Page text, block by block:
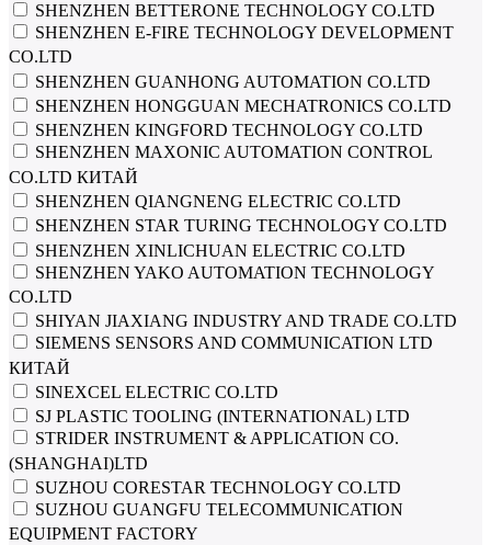
SHENZHEN BETTERONE TECHNOLOGY CO.LTD
SHENZHEN E-FIRE TECHNOLOGY DEVELOPMENT
CO.LTD
SHENZHEN GUANHONG AUTOMATION CO.LTD
SHENZHEN HONGGUAN MECHATRONICS CO.LTD
SHENZHEN KINGFORD TECHNOLOGY CO.LTD
SHENZHEN MAXONIC AUTOMATION CONTROL
CO.LTD КИТАЙ
SHENZHEN QIANGNENG ELECTRIC CO.LTD
SHENZHEN STAR TURING TECHNOLOGY CO.LTD
SHENZHEN XINLICHUAN ELECTRIC CO.LTD
SHENZHEN YAKO AUTOMATION TECHNOLOGY
CO.LTD
SHIYAN JIAXIANG INDUSTRY AND TRADE CO.LTD
SIEMENS SENSORS AND COMMUNICATION LTD
КИТАЙ
SINEXCEL ELECTRIC CO.LTD
SJ PLASTIC TOOLING (INTERNATIONAL) LTD
STRIDER INSTRUMENT & APPLICATION CO.
(SHANGHAI)LTD
SUZHOU CORESTAR TECHNOLOGY CO.LTD
SUZHOU GUANGFU TELECOMMUNICATION
EQUIPMENT FACTORY